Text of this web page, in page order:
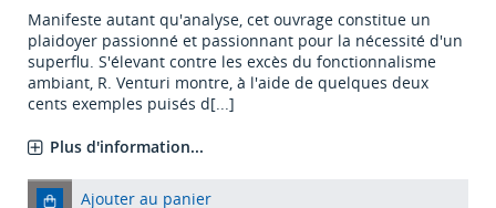
Manifeste autant qu'analyse, cet ouvrage constitue un
plaidoyer passionné et passionnant pour la nécessité d'un
superflu. S'élevant contre les excès du fonctionnalisme
ambiant, R. Venturi montre, à l'aide de quelques deux
cents exemples puisés d[...]
Plus d'information...
Ajouter au panier